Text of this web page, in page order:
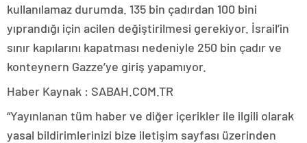
kullanılamaz durumda. 135 bin çadırdan 100 bini
yıprandığı için acilen değiştirilmesi gerekiyor. İsrail’in
sınır kapılarını kapatması nedeniyle 250 bin çadır ve
konteynern Gazze’ye giriş yapamıyor.
Haber Kaynak : SABAH.COM.TR
“Yayınlanan tüm haber ve diğer içerikler ile ilgili olarak
yasal bildirimlerinizi bize iletişim sayfası üzerinden